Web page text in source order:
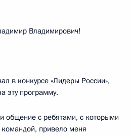
Владимирович!
в конкурсе «Лидеры России»,
эту программу.
общение с ребятами, с которыми
привело меня